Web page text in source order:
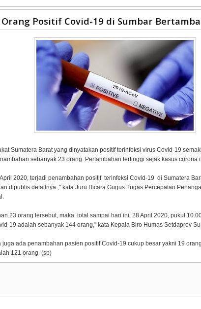
Orang Positif Covid-19 di Sumbar
Sumatera Barat yang dinyatakan positif terinfeksi virus Covid-19
sebanyak 23 orang. Pertambahan tertinggi sejak kasus corona
2020, terjadi penambahan positif terinfeksi Covid-19 di Sumatera
dipublis detailnya.," kata Juru Bicara Gugus Tugas Percepatan
23 orang tersebut, maka total sampai hari ini, 28 April 2020, pukul
19 adalah sebanyak 144 orang," kata Kepala Biro Humas Setdaprov
juga ada penambahan pasien positif Covid-19 cukup besar yakni 19
121 orang. (sp)